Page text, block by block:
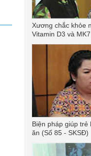
Xương chắc khỏe
Vitamin D3 và
Biện pháp giúp
ăn (Số 85 - SKSĐ)